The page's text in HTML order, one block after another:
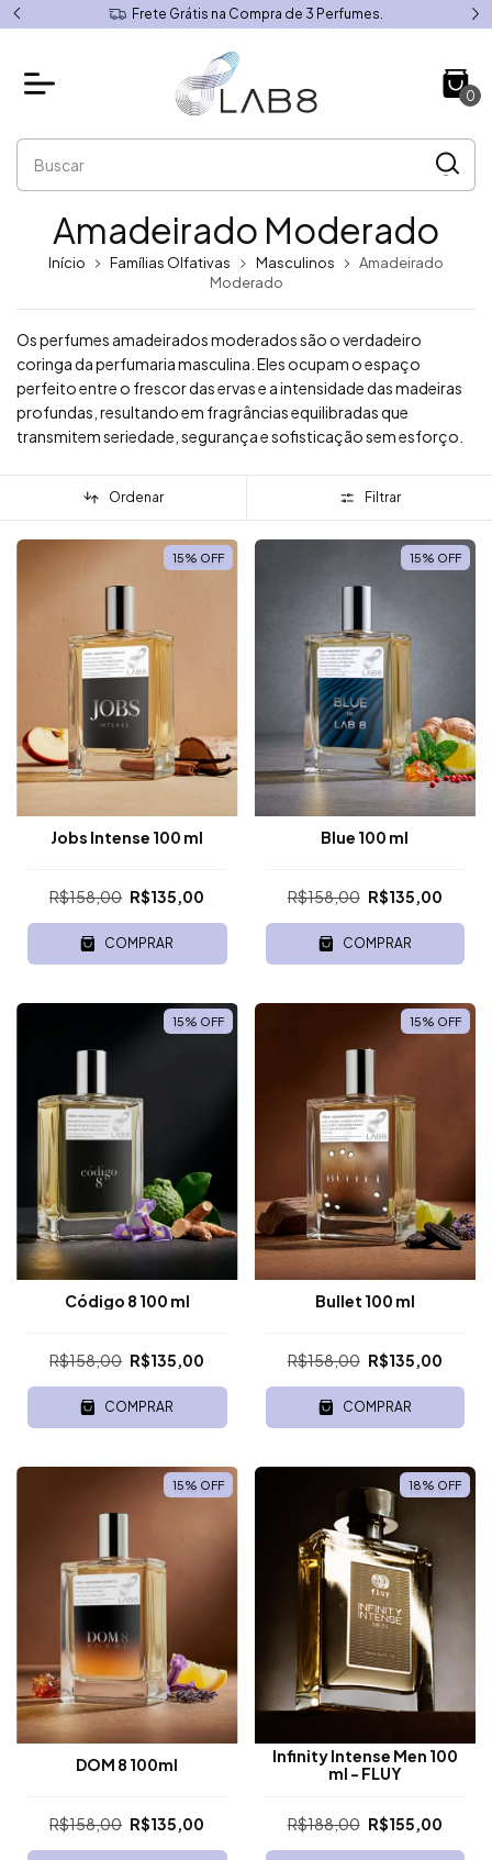
Frete Grátis na Compra de 3 Perfumes.
0
Amadeirado Moderado
Início Famílias Olfativas Masculinos
Amadeirado
Moderado
Os perfumes amadeirados moderados são o verdadeiro
coringa da perfumaria masculina. Eles ocupam o espaço
perfeito entre o frescor das ervas e a intensidade das madeiras
profundas, resultando em fragrâncias equilibradas que
transmitem seriedade, segurança e sofisticação sem esforço.
Ordenar Filtrar
15% OFF
Jobs Intense 100 ml
R$158,00 R$135,00
COMPRAR
15% OFF
Blue 100 ml
R$158,00 R$135,00
COMPRAR
15% OFF
Código 8 100 ml
R$158,00 R$135,00
COMPRAR
15% OFF
Bullet 100 ml
R$158,00 R$135,00
COMPRAR
15% OFF
DOM 8 100ml
R$158,00 R$135,00
18% OFF
Infinity Intense Men 100
ml - FLUY
R$188,00 R$155,00